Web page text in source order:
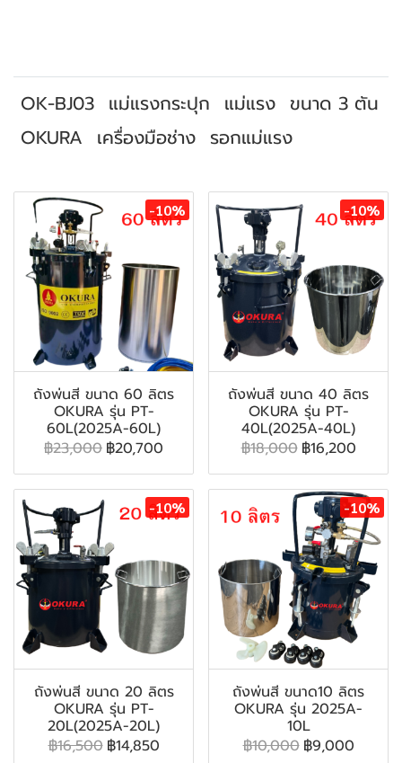
OK-BJ03 แม่แรงกระปุก แม่แรง ขนาด 3 ตัน
OKURA เครื่องมือช่าง รอกแม่แรง
-10%
ถังพ่นสี ขนาด 60 ลิตร
OKURA รุ่น PT-
60L(2025A-60L)
฿23,000 ฿20,700
-10%
ถังพ่นสี ขนาด 40 ลิตร
OKURA รุ่น PT-
40L(2025A-40L)
฿18,000 ฿16,200
-10%
ถังพ่นสี ขนาด 20 ลิตร
OKURA รุ่น PT-
20L(2025A-20L)
฿16,500 ฿14,850
-10%
ถังพ่นสี ขนาด10 ลิตร
OKURA รุ่น 2025A-
10L
฿10,000 ฿9,000